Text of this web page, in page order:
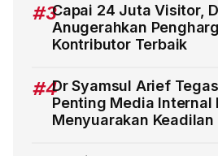
#3Capai 24 Juta Visitor,
Anugerahkan
Kontributor Terbaik
#4Dr Syamsul Arief
Penting Media Internal
Menyuarakan Keadilan